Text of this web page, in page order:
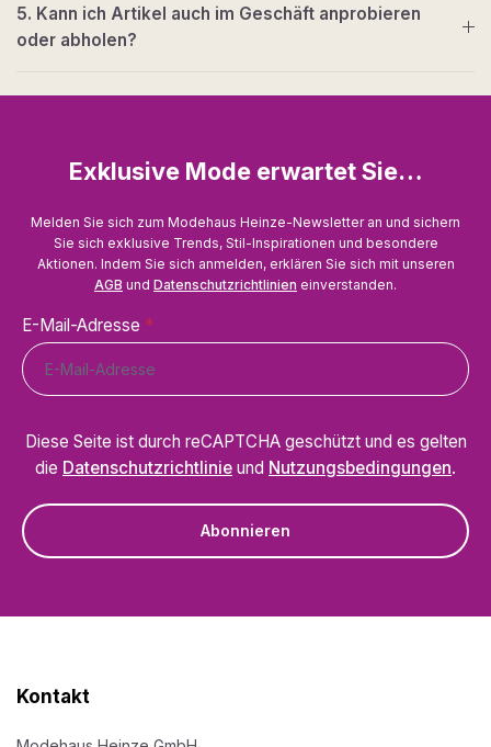
5. Kann ich Artikel auch im Geschäft anprobieren
oder abholen?
Exklusive Mode erwartet Sie…
Melden Sie sich zum Modehaus Heinze-Newsletter an und sichern
Sie sich exklusive Trends, Stil-Inspirationen und besondere
Aktionen. Indem Sie sich anmelden, erklären Sie sich mit unseren
AGB und Datenschutzrichtlinien einverstanden.
E-Mail-Adresse *
Diese Seite ist durch reCAPTCHA geschützt und es gelten
die Datenschutzrichtlinie und Nutzungsbedingungen.
Abonnieren
Kontakt